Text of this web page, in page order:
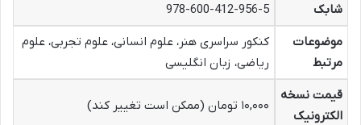
شابک
978-600-412-956-5
موضوعات
مرتبط
کنکور سراسری هنر، علوم انسانی، علوم تجربی، علوم
ریاضی، زبان انگلیسی
قیمت نسخه
الکترونیک
۱۰,۰۰۰ تومان (ممکن است تغییر کند)